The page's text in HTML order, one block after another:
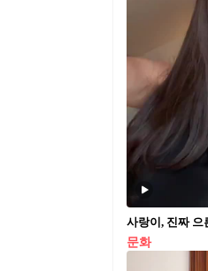
사랑이, 진짜 으
문화